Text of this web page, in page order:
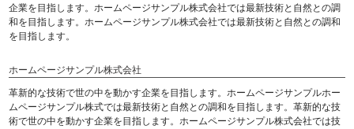
企業を目指します。ホームページサンプル株式会社では最新技術と自然との調
和を目指します。ホームページサンプル株式会社では最新技術と自然との調和
を目指します。
ホームページサンプル株式会社
革新的な技術で世の中を動かす企業を目指します。ホームページサンプルホー
ムページサンプル株式では最新技術と自然との調和を目指します。革新的な技
術で世の中を動かす企業を目指します。ホームページサンプル株式会社では技